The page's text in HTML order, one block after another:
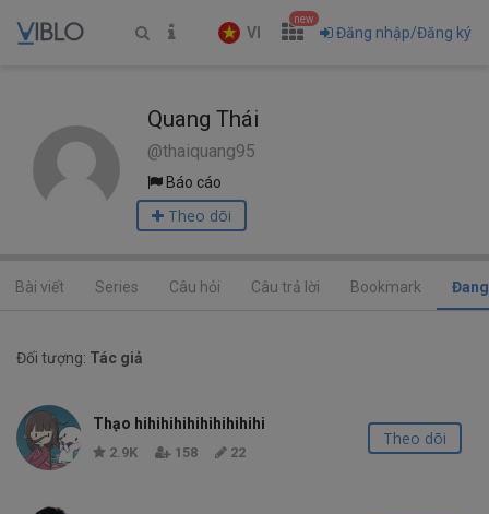
VI
new
Đăng nhập/Đăng ký
Quang Thái
@thaiquang95
Báo cáo
Theo dõi
Bài viết Series Câu hỏi Câu trả lời Bookmark
Đối tượng: Tác giả
Thạo hihihihihihihihihihi
2.9K 158 22
Theo dõi